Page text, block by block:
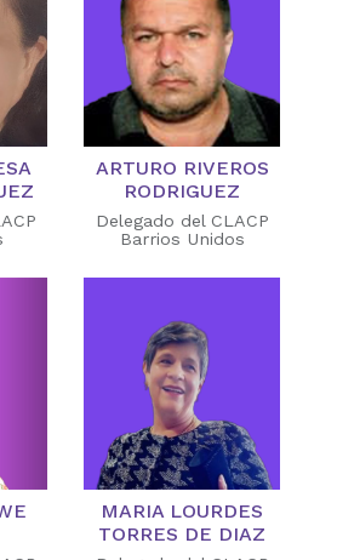
ARTURO RIVEROS
RODRIGUEZ
Delegado del CLACP
Barrios Unidos
MARIA LOURDES
TORRES DE DIAZ